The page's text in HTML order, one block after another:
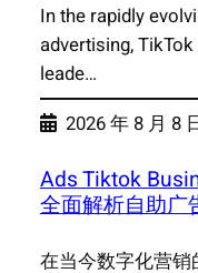
In the rapidly
advertising,
leade…
2026 年 8 月 8
Ads Tiktok
全面解析自助广
在当今数字化营